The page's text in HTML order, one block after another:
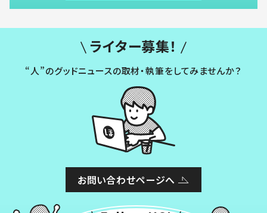
ライター募集！
“人”のグッドニュースの取材・執筆をしてみませんか？
お問い合わせページへ